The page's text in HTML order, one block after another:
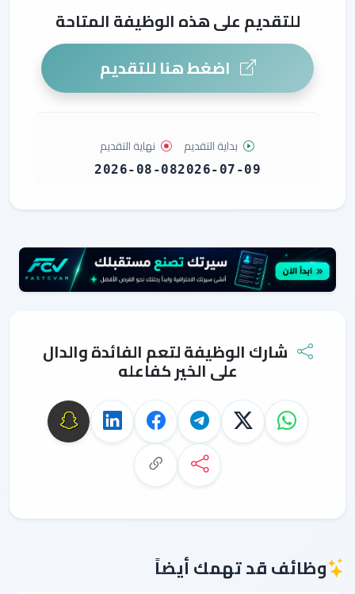
للتقديم على هذه الوظيفة المتاحة
اضغط هنا للتقديم
بداية التقديم
2026-07-09
نهاية التقديم
2026-08-08
شارك الوظيفة لتعم الفائدة والدال
على الخير كفاعله
وظائف قد تهمك أيضاً